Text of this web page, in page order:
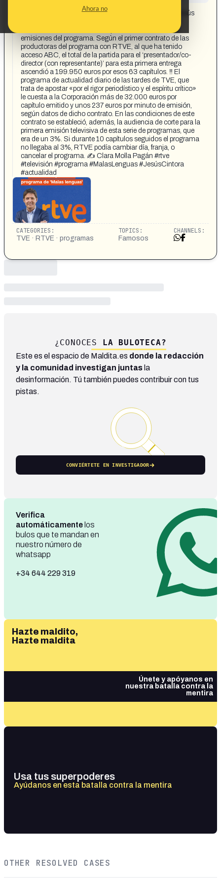
Ahora no
https://www.facebook.com/share/17MJbSN1mM/ 📺 Jesús
facturó al menos 3.100 euros por cada una de las 63
emisiones del programa. Según el primer contrato de las
productoras del programa con RTVE, al que ha tenido
acceso ABC, el total de la partida para el ‘presentador/co-
director (con representante)’ para esta primera entrega
ascendió a 199.950 euros por esos 63 capítulos. ‼️ El
programa de actualidad diario de las tardes de TVE, que
trata de apostar «por el rigor periodístico y el espíritu crítico»
le cuesta a la Corporación más de 32.000 euros por
capítulo emitido y unos 237 euros por minuto de emisión,
según datos de dicho contrato. En las condiciones de este
contrato se estableció, además, la audiencia de corte para la
primera emisión televisiva de esta serie de programas, que
era de un 3%. Si durante 10 capítulos seguidos el programa
no llegaba al 3%, RTVE podía cambiar día, franja, o
cancelar el programa. ✍️ Clara Molla Pagán #rtve
#televisión #programa #MalasLenguas #JesúsCintora
#actualidad
CATEGORIES:
TVE · RTVE · programas
TOPICS:
Famosos
CHANNELS:
¿CONOCES LA BULOTECA?
Este es el espacio de Maldita.es donde la redacción
y la comunidad investigan juntas la
desinformación. Tú también puedes contribuir con tus
pistas.
CONVIÉRTETE EN INVESTIGADOR
Verifica
automáticamente los
bulos que te mandan en
nuestro número de
whatsapp
+34 644 229 319
Hazte maldito,
Hazte maldita
Únete y apóyanos en
nuestra batalla contra la
mentira
Usa tus superpoderes
Ayúdanos en esta batalla contra la mentira
OTHER RESOLVED CASES